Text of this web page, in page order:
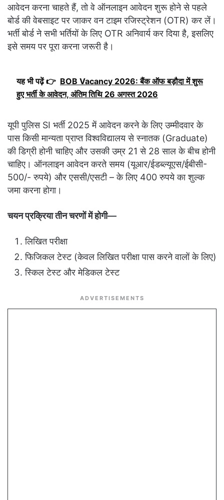
आवेदन करना चाहते हैं, तो वे ऑनलाइन आवेदन शुरू होने से पहले
बोर्ड की वेबसाइट पर जाकर वन टाइम रजिस्ट्रेशन (OTR) कर लें।
भर्ती बोर्ड ने सभी भर्तियों के लिए OTR अनिवार्य कर दिया है, इसलिए
इसे समय पर पूरा करना जरूरी है।
यह भी पढ़ें 👉 BOB Vacancy 2026: बैंक ऑफ बड़ौदा में शुरू
हुए भर्ती के आवेदन, अंतिम तिथि 26 अगस्त 2026
यूपी पुलिस SI भर्ती 2025 में आवेदन करने के लिए उम्मीदवार के
पास किसी मान्यता प्राप्त विश्वविद्यालय से स्नातक (Graduate)
की डिग्री होनी चाहिए और उसकी उम्र 21 से 28 साल के बीच होनी
चाहिए। ऑनलाइन आवेदन करते समय (यूआर/ईडब्ल्यूएस/ईबीसी-
500/- रुपये) और एससी/एसटी – के लिए 400 रुपये का शुल्क
जमा करना होगा।
चयन प्रक्रिया तीन चरणों में होगी—
लिखित परीक्षा
फिजिकल टेस्ट (केवल लिखित परीक्षा पास करने वालों के लिए)
स्किल टेस्ट और मेडिकल टेस्ट
ADVERTISEMENTS